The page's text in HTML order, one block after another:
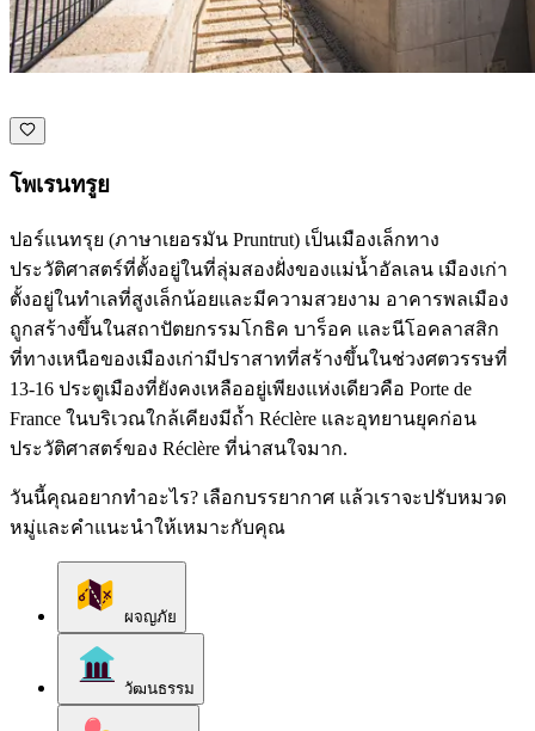
โพเรนทรูย
ปอร์แนทรุย (ภาษาเยอรมัน Pruntrut) เป็นเมืองเล็กทาง
ประวัติศาสตร์ที่ตั้งอยู่ในที่ลุ่มสองฝั่งของแม่น้ำอัลเลน เมืองเก่า
ตั้งอยู่ในทำเลที่สูงเล็กน้อยและมีความสวยงาม อาคารพลเมือง
ถูกสร้างขึ้นในสถาปัตยกรรมโกธิค บาร็อค และนีโอคลาสสิก
ที่ทางเหนือของเมืองเก่ามีปราสาทที่สร้างขึ้นในช่วงศตวรรษที่
13-16 ประตูเมืองที่ยังคงเหลืออยู่เพียงแห่งเดียวคือ Porte de
France ในบริเวณใกล้เคียงมีถ้ำ Réclère และอุทยานยุคก่อน
ประวัติศาสตร์ของ Réclère ที่น่าสนใจมาก.
วันนี้คุณอยากทำอะไร? เลือกบรรยากาศ แล้วเราจะปรับหมวด
หมู่และคำแนะนำให้เหมาะกับคุณ
ผจญภัย
วัฒนธรรม